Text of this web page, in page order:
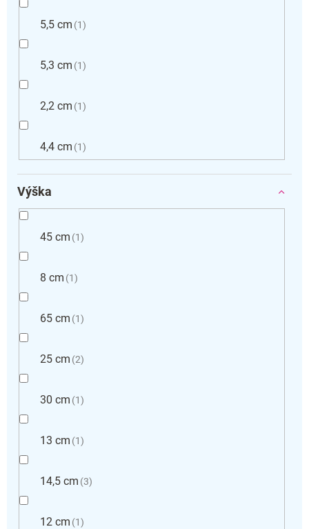
5,5 cm 1
5,3 cm 1
2,2 cm 1
4,4 cm 1
Výška
45 cm 1
8 cm 1
65 cm 1
25 cm 2
30 cm 1
13 cm 1
14,5 cm 3
12 cm 1